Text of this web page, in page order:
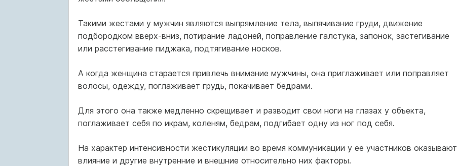
Такими жестами у мужчин являются выпрямление тела, выпячивание груди, движение
подбородком вверх-вниз, потирание ладоней, поправление галстука, запонок, застегивание
или расстегивание пиджака, подтягивание носков.
А когда женщина старается привлечь внимание мужчины, она приглаживает или поправляет
волосы, одежду, поглаживает грудь, покачивает бедрами.
Для этого она также медленно скрещивает и разводит свои ноги на глазах у объекта,
поглаживает себя по икрам, коленям, бедрам, подгибает одну из ног под себя.
На характер интенсивности жестикуляции во время коммуникации у ее участников оказывают
влияние и другие внутренние и внешние относительно них факторы.